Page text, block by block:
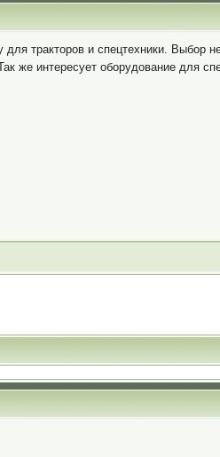
тракторов и спецтехники. Выбор
же интересует оборудование для